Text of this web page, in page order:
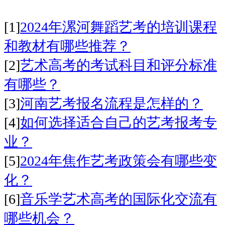
[1]2024年漯河舞蹈艺考的培训课程
和教材有哪些推荐？
[2]艺术高考的考试科目和评分标准
有哪些？
[3]河南艺考报名流程是怎样的？
[4]如何选择适合自己的艺考报考专
业？
[5]2024年焦作艺考政策会有哪些变
化？
[6]音乐学艺术高考的国际化交流有
哪些机会？